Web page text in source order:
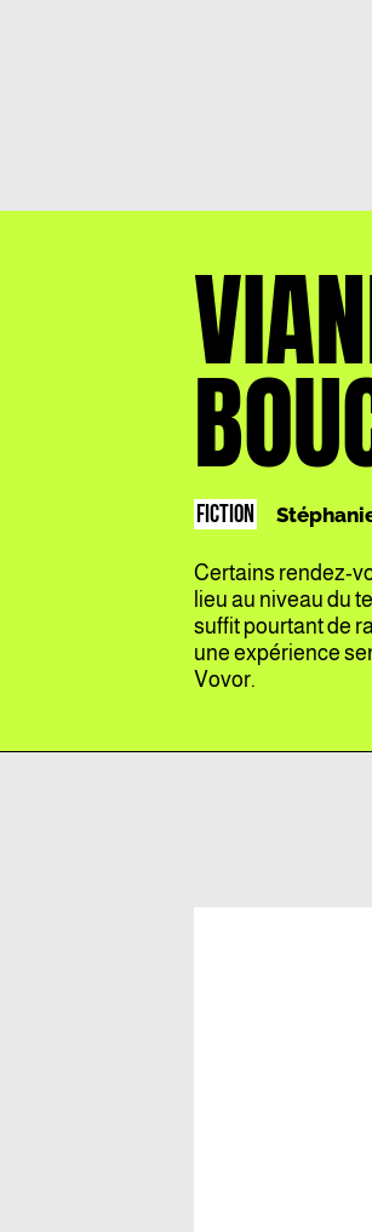
FICTION
Certains rendez-
lieu au niveau du
suffit pourtant de
une expérience
Vovor.